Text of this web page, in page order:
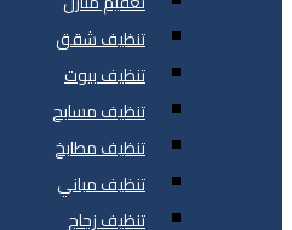
تنظيف شقق
تنظيف بيوت
تنظيف مسابح
تنظيف مطابخ
تنظيف مباني
تنظيف زجاج